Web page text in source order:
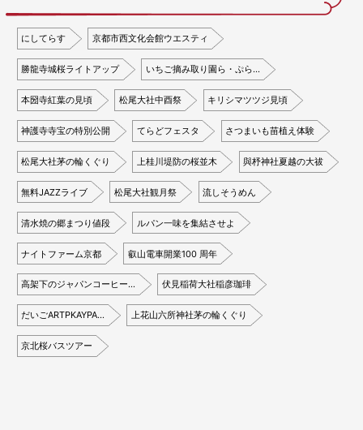
にしてらす 京都市西文化会館ウエスティ
勝龍寺城桜ライトアップ いちご摘み取り園ら・ぷら…
本圀寺紅葉の見頃 松尾大社中酉祭 キリシマツツジ見頃
神護寺寺宝の特別公開 てらどフェスタ さつまいも苗植え体験
松尾大社茅の輪くぐり 上桂川堤防の桜並木 與杼神社夏越の大祓
無料JAZZライブ 松尾大社観月祭 流しそうめん
清水焼の郷まつり値段 ルパン一味を集結させよ
ナイトファーム京都 叡山電車開業100 周年
高架下のジャパンコーヒー… 伏見稲荷大社稲彦珈琲
だいごARTPKAYPA… 上花山六所神社茅の輪くぐり
京北桜バスツアー